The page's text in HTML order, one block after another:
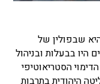
שבפולין של
מהפונדקים היו בבעלות ובניהול
הסטריאוטיפי
היהודית בתרבות